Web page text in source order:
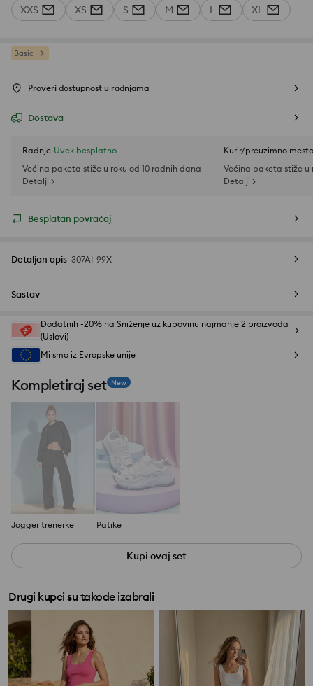
XXS XS S M L XL
Basic
Proveri dostupnost u radnjama
Dostava
Radnje Uvek besplatno
Većina paketa stiže u roku od 10 radnih dana
Detalji >
Kurir/preuzimno mesto
Većina paketa stiže u
Detalji >
Besplatan povraćaj
Detaljan opis 307AI-99X
Sastav
Dodatnih -20% na Sniženje uz kupovinu najmanje 2 proizvoda
(Uslovi)
Mi smo iz Evropske unije
Kompletiraj set New
Jogger trenerke Patike
Kupi ovaj set
Drugi kupci su takođe izabrali